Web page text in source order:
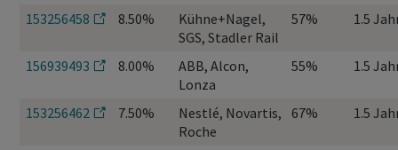
153256458 8.50%
Kühne+Nagel,
SGS, Stadler Rail
57% 1.5
156939493 8.00%
ABB, Alcon,
Lonza
55% 1.5
153256462 7.50%
Nestlé, Novartis,
Roche
67% 1.5